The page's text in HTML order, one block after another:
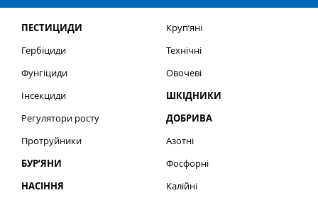
ПЕСТИЦИДИ
Гербіциди
Фунгіциди
Інсекциди
Регулятори росту
Протруйники
БУР’ЯНИ
НАСІННЯ
Круп’яні
Технічні
Овочеві
ШКІДНИКИ
ДОБРИВА
Азотні
Фосфорні
Калійні